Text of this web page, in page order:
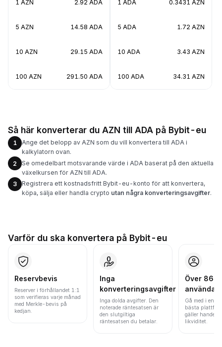
1 AZN 2.92 ADA
5 AZN 14.58 ADA
10 AZN 29.15 ADA
100 AZN 291.50 ADA
1 ADA 0.3431 AZN
5 ADA 1.72 AZN
10 ADA 3.43 AZN
100 ADA 34.31 AZN
Så här konverterar du AZN till ADA på Bybit-eu
1
Ange det belopp av AZN som du vill konvertera till ADA i
kalkylatorn ovan.
2
Se omedelbart motsvarande värde i ADA baserat på den aktuella
växelkursen för AZN till ADA.
3
Registrera ett kostnadsfritt Bybit-eu-konto för att konvertera,
köpa, sälja eller handla crypto utan några konverteringsavgifter.
Varför du ska konvertera på Bybit-eu
Reservbevis
Reserver i förhållandet 1:1
som verifieras varje månad
med Merkle-bevis på
kedjan.
Inga
konverteringsavgifter
Inga dolda avgifter. Den
noterade räntesatsen är
den slutgiltiga
räntesatsen du betalar.
Över 86
Gå med i en
bästa
gäller
likviditet.